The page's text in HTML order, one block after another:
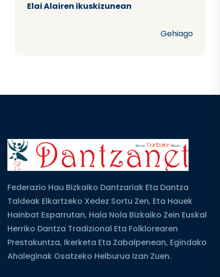
Elai Alairen ikuskizunean
Gehiago
Federazio Hau Bizkaiko Dantzariak Eta Dantza
Taldeak Elkartzeko Xedez Sortu Zen, Eta Hauek
Hainbat Esparrutan, Hala Nola Bizkaiko Zein Euskal
Herriko Dantza Tradizional Eta Folklorearen
Prestakuntza, Ikerketa Eta Zabalpenean, Egindako
Ahaleginak Osatzeko Helburua Izan Zuen.